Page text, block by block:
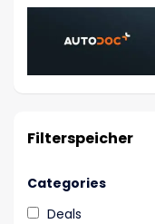
Filterspeicher
Categories
Deals